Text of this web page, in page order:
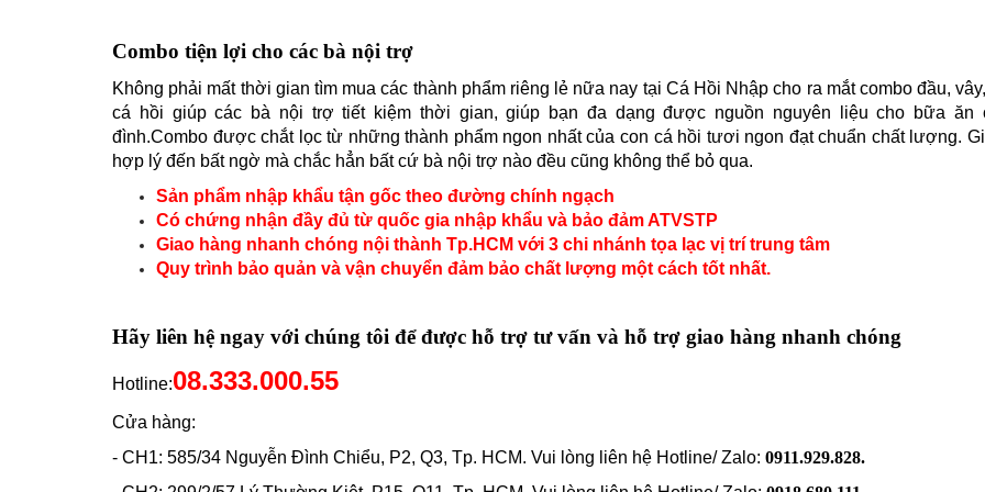
Combo tiện lợi cho các bà nội trợ
Không phải mất thời gian tìm mua các thành phẩm riêng lẻ nữa nay tại Cá Hồi Nhập cho ra mắt combo đầu,
cá hồi giúp các bà nội trợ tiết kiệm thời gian, giúp bạn đa dạng được nguồn nguyên liệu cho bữa ăn
đình.Combo được chắt lọc từ những thành phẩm ngon nhất của con cá hồi tươi ngon đạt chuẩn chất lượng.
hợp lý đến bất ngờ mà chắc hẳn bất cứ bà nội trợ nào đều cũng không thể bỏ qua.
Sản phẩm nhập khẩu tận gốc theo đường chính ngạch
Có chứng nhận đầy đủ từ quốc gia nhập khẩu và bảo đảm ATVSTP
Giao hàng nhanh chóng nội thành Tp.HCM với 3 chi nhánh tọa lạc vị trí trung tâm
Quy trình bảo quản và vận chuyển đảm bảo chất lượng một cách tốt nhất.
Hãy liên hệ ngay với chúng tôi để được hỗ trợ tư vấn và hỗ trợ giao hàng nhanh chóng
Hotline:08.333.000.55
Cửa hàng:
- CH1: 585/34 Nguyễn Đình Chiểu, P2, Q3, Tp. HCM. Vui lòng liên hệ Hotline/ Zalo: 0911.929.828.